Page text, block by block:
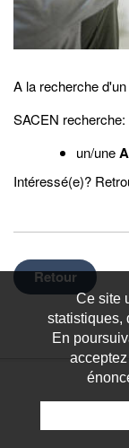
A la recherche
SACEN recherche:
un/une
Intéressé(e)?
Retour
Ce site
statistiques,
En